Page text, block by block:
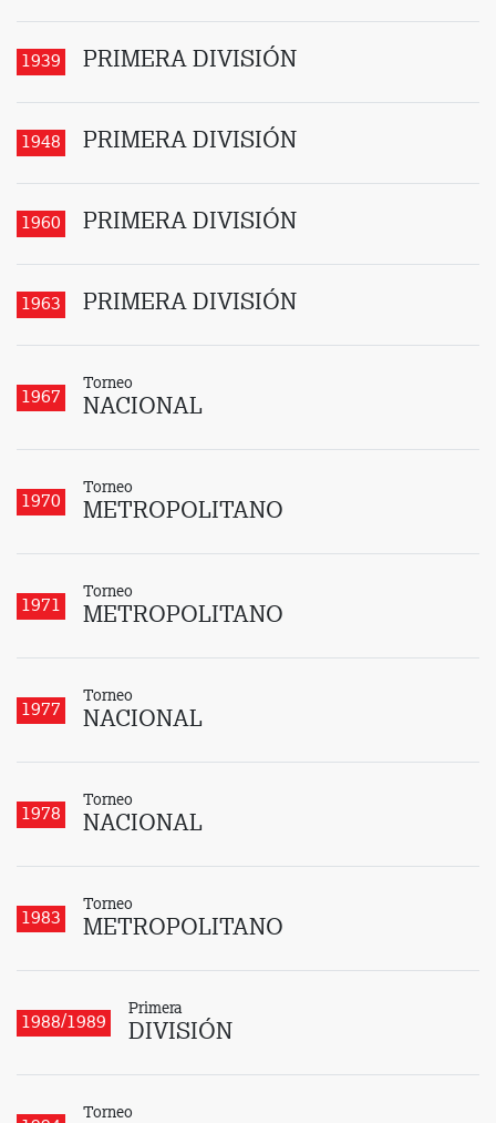
1939 PRIMERA DIVISIÓN
1948 PRIMERA DIVISIÓN
1960 PRIMERA DIVISIÓN
1963 PRIMERA DIVISIÓN
1967
Torneo
NACIONAL
1970
Torneo
METROPOLITANO
1971
Torneo
METROPOLITANO
1977
Torneo
NACIONAL
1978
Torneo
NACIONAL
1983
Torneo
METROPOLITANO
1988/1989
Primera
DIVISIÓN
Torneo